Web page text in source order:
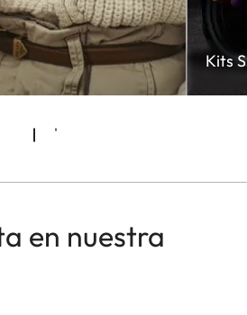
Kits
en nuestra